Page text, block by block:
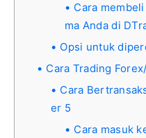
Cara
ma Anda di
Opsi untuk
Cara Trading
Cara
er 5
Cara masuk